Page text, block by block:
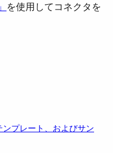
​を使用してコネクタを
プレート、およびサン